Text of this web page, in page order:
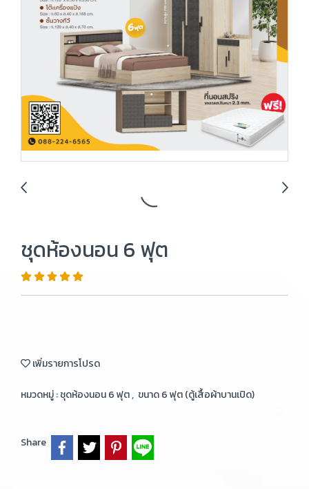
ชุดห้องนอน 6 ฟุต
เพิ่มรายการโปรด
หมวดหมู่ :ชุดห้องนอน 6 ฟุต, ขนาด 6 ฟุต (ตู้เสื้อผ้าบานเปิด)
Share